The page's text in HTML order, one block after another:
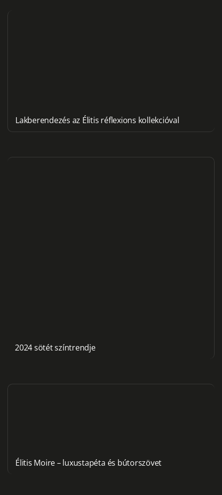
Lakberendezés az Élitis réflexions kollekcióval
2024 sötét színtrendje
Élitis Moire – luxustapéta és bútorszövet